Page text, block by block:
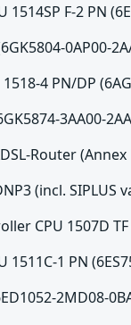
1514SP F-2 PN
0AP00-
1518-4 PN/DP
3AA00-
Router
(incl.
CPU 1507D
1511C-1 PN
2MD08-